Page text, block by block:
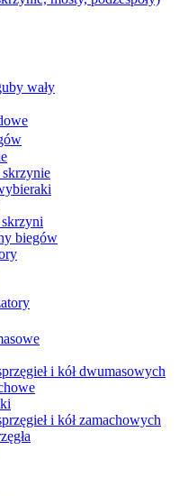
wały
biegów
i kół dwumasowych
i kół zamachowych